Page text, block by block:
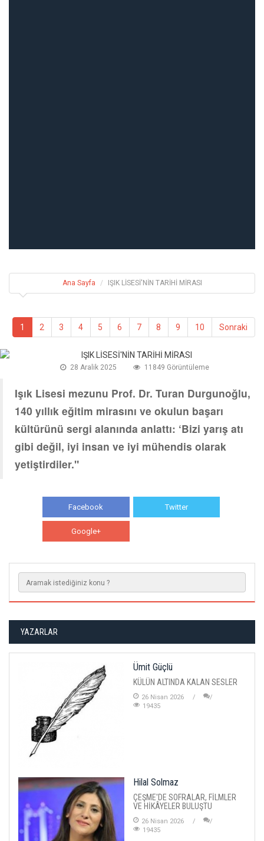
Ana Sayfa IŞIK LİSESİ'NİN TARİHİ MİRASI
1 2 3 4 5 6 7 8 9 10 Sonraki
28 Aralik 2025 11849 Görüntüleme
Işık Lisesi mezunu Prof. Dr. Turan Durgunoğlu,
140 yıllık eğitim mirasını ve okulun başarı
kültürünü sergi alanında anlattı: ‘Bizi yarış atı
gibi değil, iyi insan ve iyi mühendis olarak
yetiştirdiler."
Facebook Twitter
Google+
YAZARLAR
Ümit Güçlü
KÜLÜN ALTINDA KALAN SESLER
26 Nisan 2026
19435
Hilal Solmaz
ÇEŞME'DE SOFRALAR, FİLMLER
VE HİKÂYELER BULUŞTU
26 Nisan 2026
19435